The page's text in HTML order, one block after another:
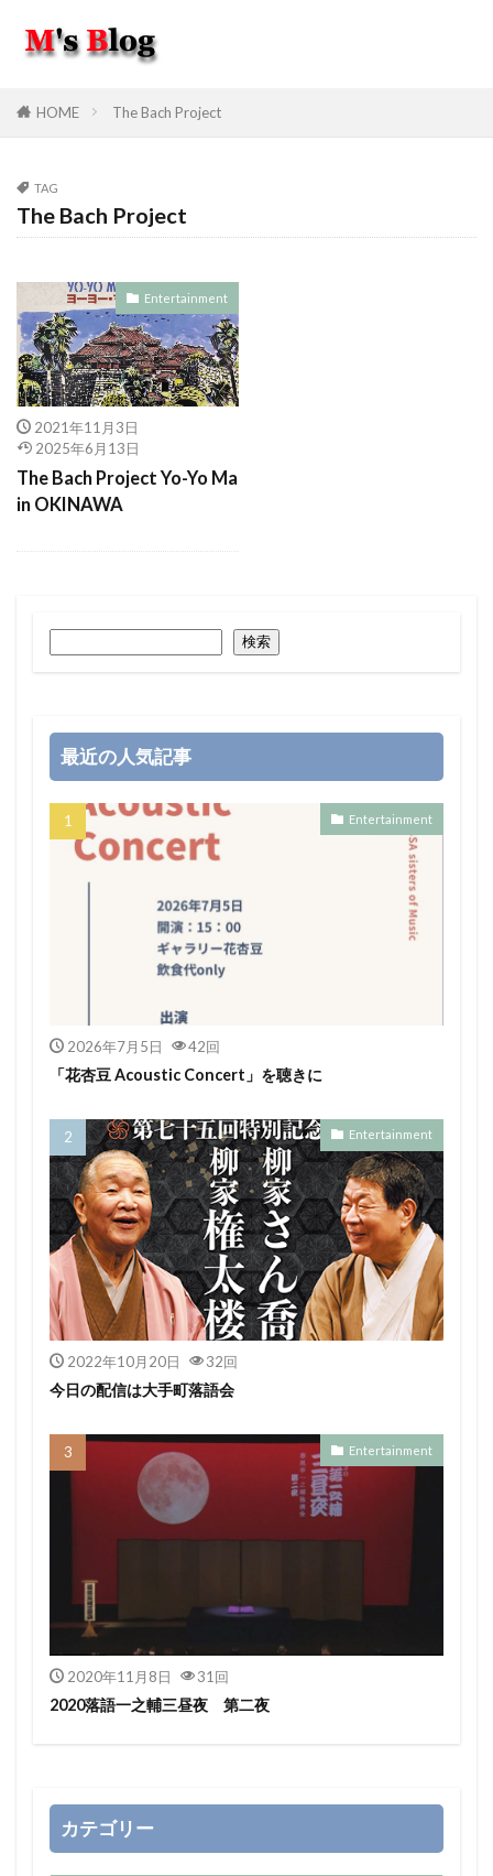
HOME The Bach Project
TAG
The Bach Project
Entertainment
2021年11月3日
2025年6月13日
The Bach Project Yo-Yo Ma
in OKINAWA
検索
最近の人気記事
Entertainment
2026年7月5日 42回
「花杏豆 Acoustic Concert」を聴きに
Entertainment
2022年10月20日 32回
今日の配信は大手町落語会
Entertainment
2020年11月8日 31回
2020落語一之輔三昼夜 第二夜
カテゴリー